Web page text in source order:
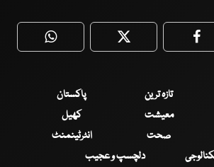
WhatsApp Twitter
تازہ ترین
پاکستان
معیشت
کھیل
صحت
انٹرٹینمنٹ
دلچسپ و عجیب